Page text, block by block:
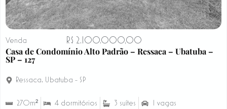
Venda R$ 2.100.000,00
Casa de Condomínio Alto Padrão – Ressaca – Ubatuba –
SP – 127
Ressaca, Ubatuba - SP
270m² 4 dormitórios 3 suítes 1 vagas